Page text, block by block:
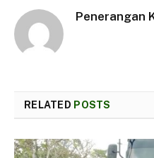
Penerangan
RELATED POSTS